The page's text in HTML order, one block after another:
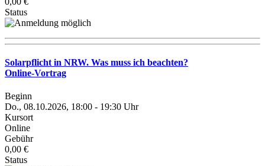
Status
Solarpflicht in NRW. Was muss ich beachten?
Online-Vortrag
Beginn
Do., 08.10.2026, 18:00 - 19:30 Uhr
Kursort
Online
Gebühr
0,00 €
Status